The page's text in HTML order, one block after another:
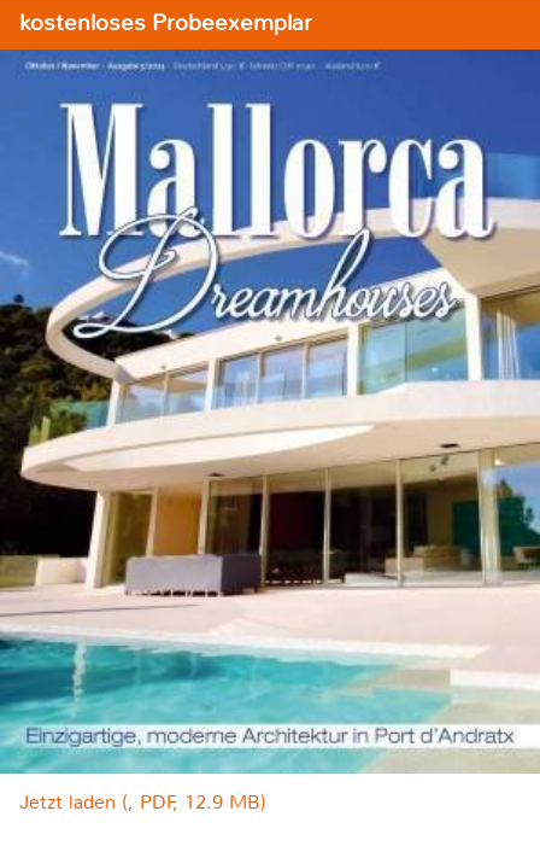
kostenloses Probeexemplar
Jetzt laden (, PDF, 12.9 MB)